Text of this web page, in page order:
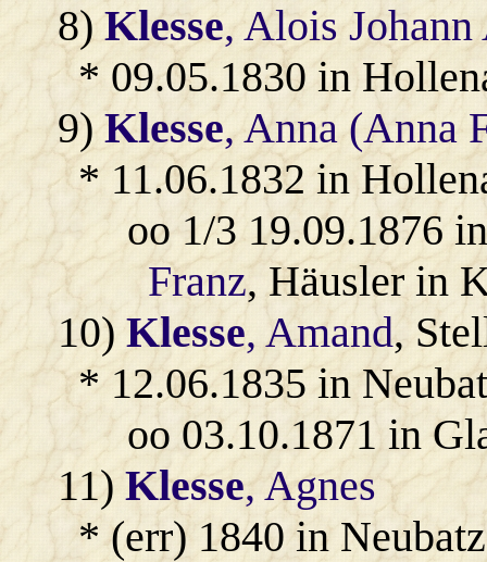
8)Klesse, Alois
* 09.05.1830 in
9)Klesse, Anna (Anna
* 11.06.1832 in
oo 1/3 19.09.1876
Franz, Häusler in
10)Klesse, Amand,
* 12.06.1835 in
oo 03.10.1871 in
11)Klesse, Agnes
* (err) 1840 in